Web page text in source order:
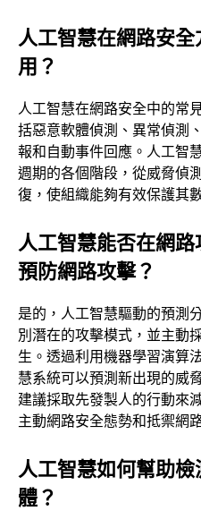
人工智慧在網路安
用？
人工智慧在網路安全中的常
括惡意軟體偵測、異常偵測
報和自動事件回應。人工智
週期的各個階段，從威脅偵
復，使組織能夠有效保護其
人工智慧能否在網
預防網路攻擊？
是的，人工智慧驅動的預測
別潛在的攻擊模式，並主動
生。透過利用機器學習演算
慧系統可以預測新出現的威
建議採取先發製人的行動來
主動網路安全態勢和抵禦網
人工智慧如何幫助
體？